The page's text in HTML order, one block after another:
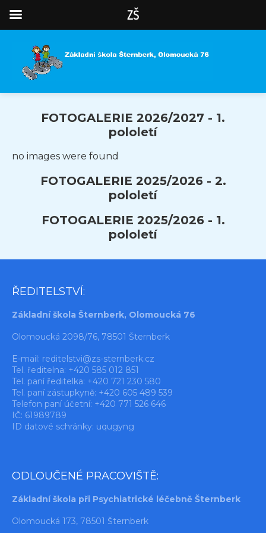
FOTOGALERIE 2026/2027 - 1.
pololetí
no images were found
FOTOGALERIE 2025/2026 - 2.
pololetí
FOTOGALERIE 2025/2026 - 1.
pololetí
ŘEDITELSTVÍ:
Základní škola Šternberk, Olomoucká 76
Olomoucká 2098/76, 78501 Šternberk
E-mail: reditelstvi@zs-sternberk.cz
Tel. ředitelna: +420 585 012 851
Tel. paní ředitelka: +420 721 230 580
Tel. paní zástupkyně: +420 605 489 539
Telefon paní účetní: +420 771 526 646
IČ: 61989789
ID datové schránky: uqugyng
ODLOUČENÉ PRACOVIŠTĚ:
Základní škola při Psychiatrické léčebně Šternberk
Olomoucká 173, 78501 Šternberk
ZŠ